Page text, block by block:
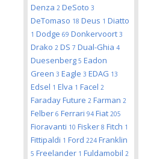
Denza 2 DeSoto 3
DeTomaso 18 Deus 1 Diatto
1 Dodge 69 Donkervoort 3
Drako 2 DS 7 Dual-Ghia 4
Duesenberg 5 Eadon
Green 3 Eagle 3 EDAG 13
Edsel 1 Elva 1 Facel 2
Faraday Future 2 Farman 2
Felber 6 Ferrari 94 Fiat 205
Fioravanti 10 Fisker 8 Fitch 1
Fittipaldi 1 Ford 224 Franklin
5 Freelander 1 Fuldamobil 2